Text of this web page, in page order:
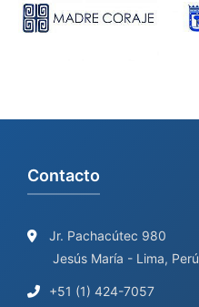
Contacto
Jr. Pachacútec 980
Jesús María - Lima, Perú
+51 (1) 424-7057